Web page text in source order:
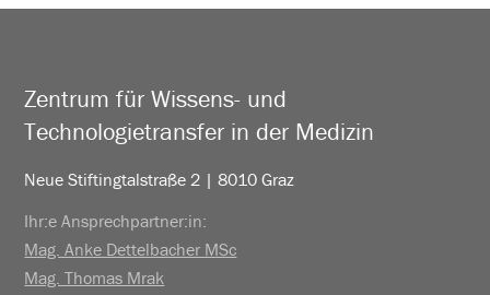
Zentrum für Wissens- und
Technologietransfer in der Medizin
Neue Stiftingtalstraße 2 | 8010 Graz
Ihr:e Ansprechpartner:in:
Mag. Anke Dettelbacher MSc
Mag. Thomas Mrak